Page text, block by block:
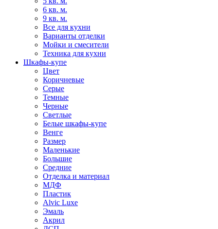
6 кв. м.
9 кв. м.
Все для кухни
Варианты отделки
Мойки и смесители
Техника для кухни
Шкафы-купе
Цвет
Коричневые
Серые
Темные
Черные
Светлые
Белые шкафы-купе
Венге
Размер
Маленькие
Большие
Средние
Отделка и материал
МДФ
Пластик
Alvic Luxe
Эмаль
Акрил